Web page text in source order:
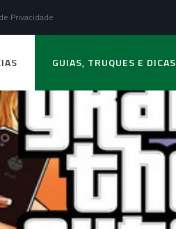
Privacidade
GUIAS, TRUQUES E DICAS